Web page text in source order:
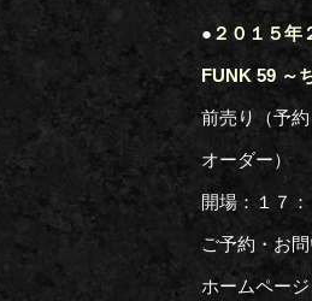
● ２０１５年
FUNK 59 ～
前売り（予
オーダー）
開場：１７
ご予約・お
ホームペー